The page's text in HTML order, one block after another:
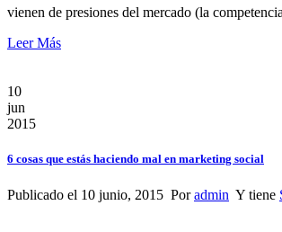
vienen de presiones del mercado (la
Leer Más
10
jun
2015
6 cosas que estás haciendo mal en marketing social
Publicado el 10 junio, 2015 Poradmin Y tiene